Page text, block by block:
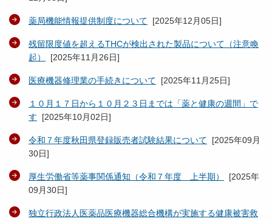
薬局機能情報提供制度について [2025年12月05日]
残留限度値を超えるTHCが検出された製品について（注意喚
起）
[2025年11月26日]
医療機器修理業の手続きについて [2025年11月25日]
１０月１７日から１０月２３日までは「薬と健康の週間」で
す [2025年10月02日]
令和７年度秋田県登録販売者試験結果について [2025年09月
30日]
厚生労働省等薬事関係通知（令和７年度 上半期） [2025年
09月30日]
独立行政法人医薬品医療機器総合機構が実施する健康被害救